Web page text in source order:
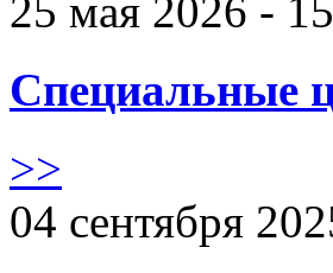
25 мая 2026 -
Специальные
>>
04 сентября